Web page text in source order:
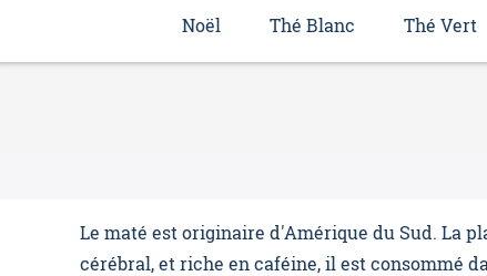
Noël Thé Blanc Thé Vert
Le maté est originaire d'Amérique du Sud. La
cérébral, et riche en caféine, il est consommé